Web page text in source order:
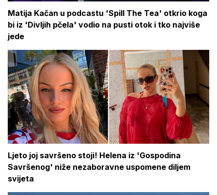
Matija Kačan u podcastu 'Spill The Tea' otkrio koga
bi iz 'Divljih pčela' vodio na pusti otok i tko najviše
jede
Ljeto joj savršeno stoji! Helena iz 'Gospodina
Savršenog' niže nezaboravne uspomene diljem
svijeta